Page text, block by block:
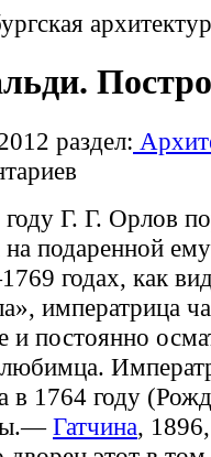
раздел:
Г. Г. Орлов
на подаренной
годах, как
императрица
и постоянно
любимца.
в 1764 году
Гатчина,